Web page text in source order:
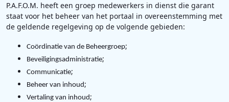
P.A.F.O.M. heeft een groep medewerkers in dienst die garant
staat voor het beheer van het portaal in overeenstemming met
de geldende regelgeving op de volgende gebieden:
Coördinatie van de Beheergroep;
Beveiligingsadministratie;
Communicatie;
Beheer van inhoud;
Vertaling van inhoud;